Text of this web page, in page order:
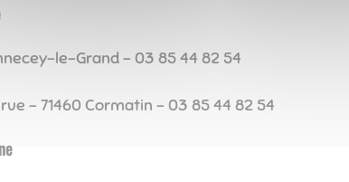
le-Grand - 03 85 44 82 54
- 71460 Cormatin - 03 85 44 82 54